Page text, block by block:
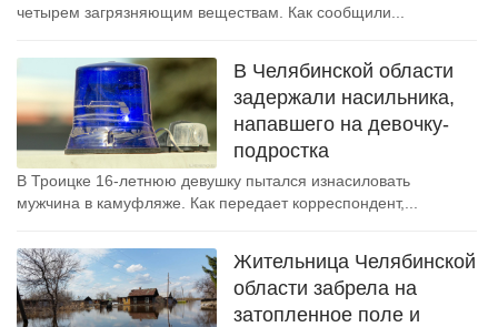
четырем загрязняющим веществам. Как сообщили...
В Челябинской области
задержали насильника,
напавшего на девочку-
подростка
В Троицке 16-летнюю девушку пытался изнасиловать
мужчина в камуфляже. Как передает корреспондент,...
Жительница Челябинской
области забрела на
затопленное поле и